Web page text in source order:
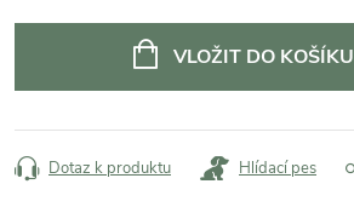
VLOŽIT DO KOŠÍKU
Dotaz k produktu Hlídací pes